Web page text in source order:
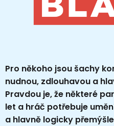
Pro někoho jsou šachy
nudnou, zdlouhavou a
Pravdou je, že některé
let a hráč potřebuje
a hlavně logicky